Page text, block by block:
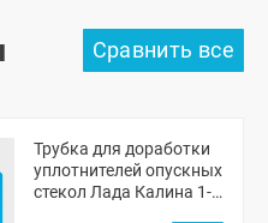
Трубка для доработки
уплотнителей опускных
стекол Лада Калина 1-